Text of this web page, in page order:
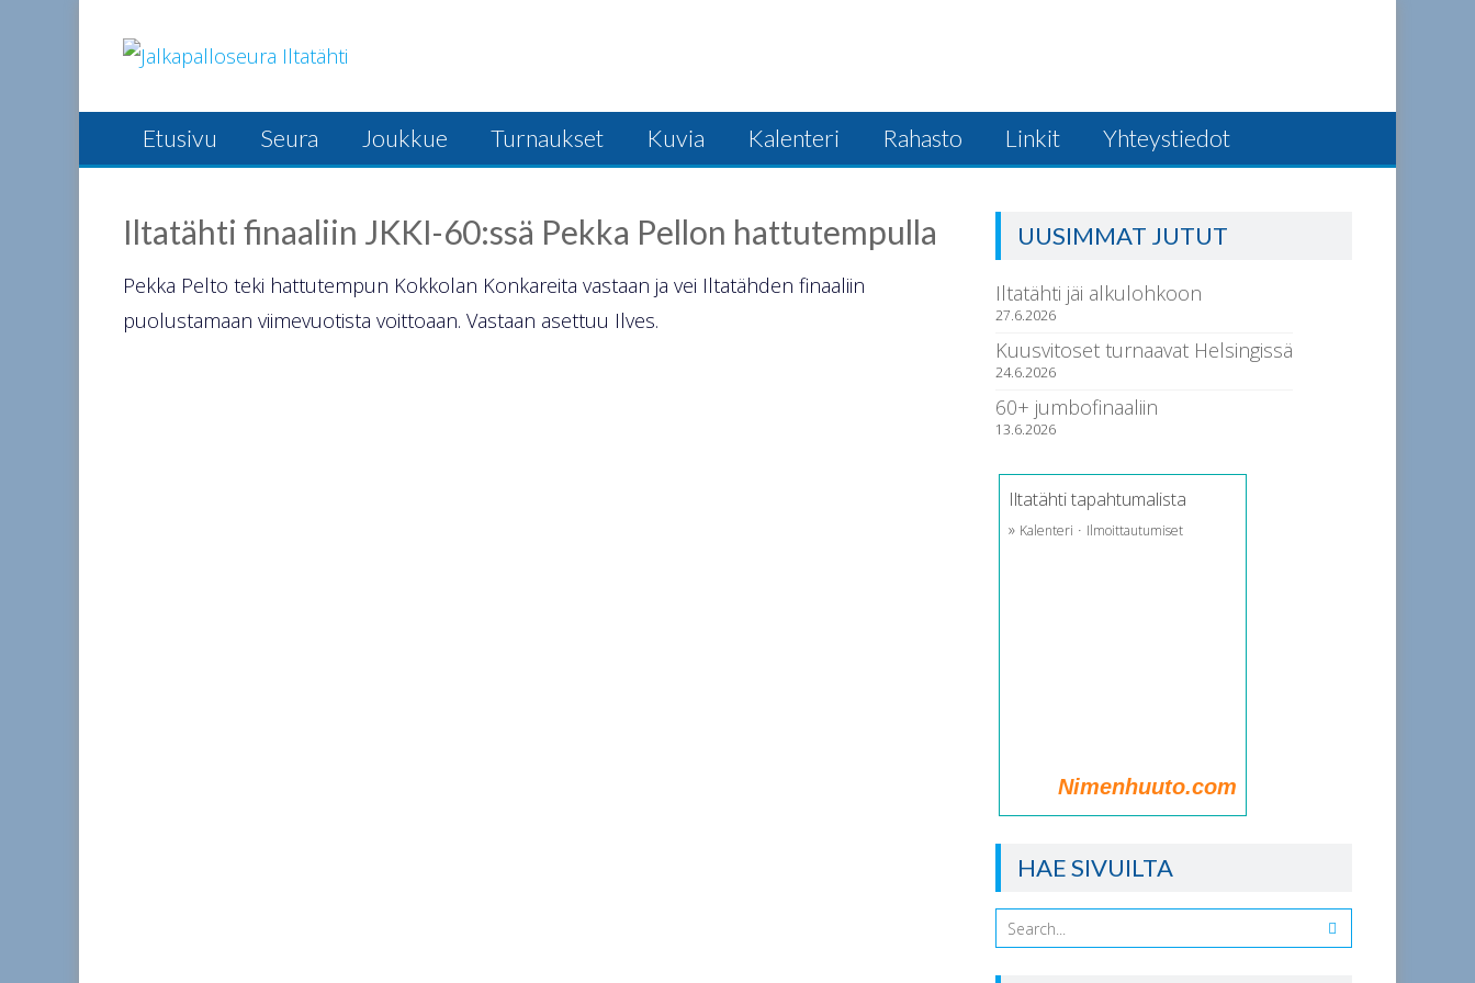
Etusivu Seura Joukkue Turnaukset Kuvia Kalenteri Rahasto Linkit Yhteystiedot
Iltatähti finaaliin JKKI-60:ssä Pekka Pellon hattutempulla
Pekka Pelto teki hattutempun Kokkolan Konkareita vastaan ja vei Iltatähden finaaliin
puolustamaan viimevuotista voittoaan. Vastaan asettuu Ilves.
UUSIMMAT JUTUT
Iltatähti jäi alkulohkoon
27.6.2026
Kuusvitoset turnaavat Helsingissä
24.6.2026
60+ jumbofinaaliin
13.6.2026
Iltatähti tapahtumalista
» Kalenteri · Ilmoittautumiset
Nimenhuuto.com
HAE SIVUILTA